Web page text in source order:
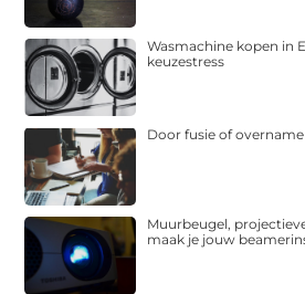
Wasmachine kopen in
keuzestress
Door fusie of
Muurbeugel,
maak je jouw